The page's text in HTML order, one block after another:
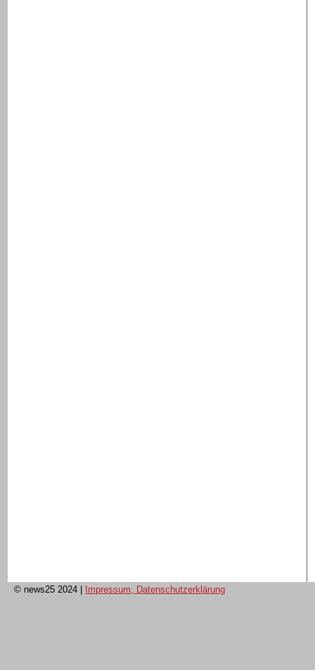
© news25 2024 Impressum, Datenschutzerklärung